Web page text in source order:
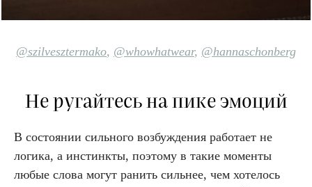
@szilvesztermako, @whowhatwear, @hannaschonberg
Не ругайтесь на пике эмоций
В состоянии сильного возбуждения работает не
логика, а инстинкты, поэтому в такие моменты
любые слова могут ранить сильнее, чем хотелось